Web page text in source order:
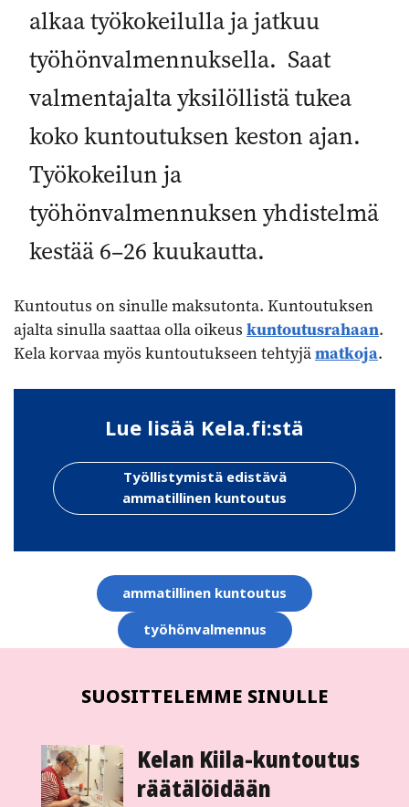
alkaa työkokeilulla ja jatkuu
työhönvalmennuksella. Saat
valmentajalta yksilöllistä tukea
koko kuntoutuksen keston ajan.
Työkokeilun ja
työhönvalmennuksen yhdistelmä
kestää 6–26 kuukautta.
Kuntoutus on sinulle maksutonta. Kuntoutuksen
ajalta sinulla saattaa olla oikeus kuntoutusrahaan.
Kela korvaa myös kuntoutukseen tehtyjämatkoja.
Lue lisää Kela.fi:stä
Työllistymistä edistävä
ammatillinen kuntoutus
Aihesanatammatillinen kuntoutus
työhönvalmennus
SUOSITTELEMME SINULLE
Kelan Kiila-kuntoutus
räätälöidään